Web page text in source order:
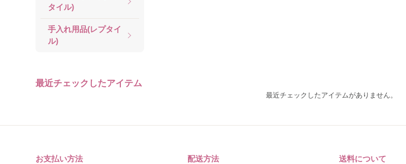
タイル)
手入れ用品(レプタイ
ル)
最近チェックしたアイテム
最近チェックしたアイテムがありません。
お支払い方法 配送方法 送料について